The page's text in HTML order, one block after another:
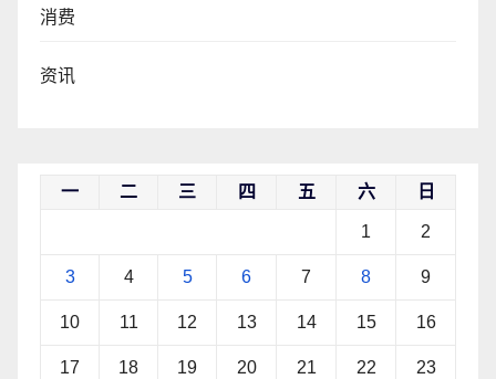
消费
资讯
一 二 三 四 五 六 日
1 2
3 4 5 6 7 8 9
10 11 12 13 14 15 16
17 18 19 20 21 22 23